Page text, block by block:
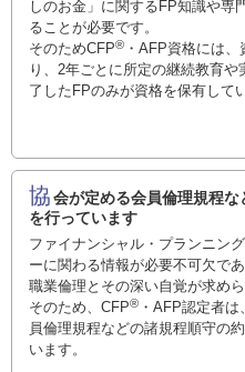
しのお金」に関するFP知識や専
ることが必要です。
そのためCFP® ・AFP資格には
り、2年ごとに所定の継続教育や
了したFPのみが資格を保有して
協会が定める会員倫理規程
を行っています
ファイナンシャル・プランニン
ーに関わる情報が必要不可欠で
職業倫理とその深い自覚が求めら
そのため、CFP® ・AFP認定者
員倫理規程などの諸規程順守の
います。